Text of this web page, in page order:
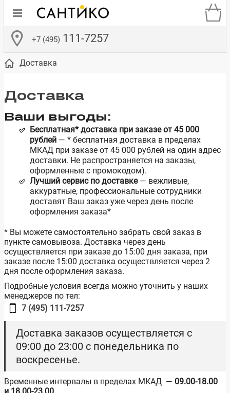
+7 (495) 111-7257
Бачки для
унитазов
Сиденья для
унитазов
Смесители для
встраиваемых
систем
Зеркало-шкаф
Полки в ванную
комнату
Комоды в
ванную комнату
Доставка
Доставка
Ваши выгоды:
Бесплатная* доставка при заказе от 45 000
рублей — * бесплатная доставка в пределах
МКАД при заказе от 45 000 рублей на один адрес
доставки. Не распространяется на заказы,
оформленные с промокодом).
Лучший сервис по доставке— вежливые,
аккуратные, профессиональные сотрудники
доставят Ваш заказ уже через день после
оформления заказа*
* Вы можете самостоятельно забрать свой заказ в
пункте самовывоза. Доставка через день
осуществляется при заказе до 15:00 дня заказа, при
заказе после 15:00 доставка осуществляется через 2
дня после оформления заказа.
Подробные условия всегда можно уточнить у наших
менеджеров по тел:
7 (495) 111-7257
Доставка заказов осуществляется с
09:00 до 23:00 с понедельника по
воскресенье.
Временные интервалы в пределах МКАД — 09.00-18.00